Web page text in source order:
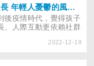
使用社群時間過長 年輕人憂鬱的風險增高！2指標檢視孩子是否網路成癮
後疫情時代，覺得孩子
、人際互動更依賴社群
憂鬱症的風險，尤其對
2022-12-19